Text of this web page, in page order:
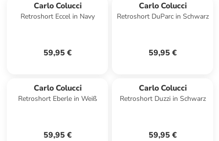
Carlo Colucci
Retroshort Eccel in Navy
59,95 €
Carlo Colucci
Retroshort DuParc in Schwarz
59,95 €
Carlo Colucci
Retroshort Eberle in Weiß
59,95 €
Carlo Colucci
Retroshort Duzzi in Schwarz
59,95 €